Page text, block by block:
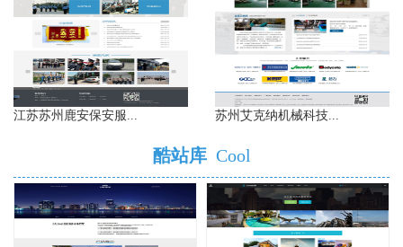
江苏苏州鹿安保安服... 苏州艾克纳机械科技...
酷站库 Cool